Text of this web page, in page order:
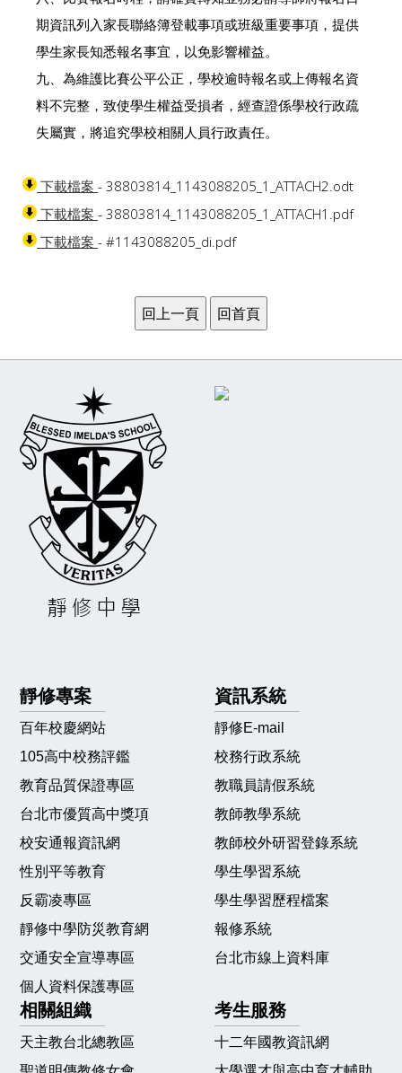
期資訊列入家長聯絡簿登載事項或班級重要事項，提供
學生家長知悉報名事宜，以免影響權益。
九、為維護比賽公平公正，學校逾時報名或上傳報名資
料不完整，致使學生權益受損者，經查證係學校行政疏
失屬實，將追究學校相關人員行政責任。
下載檔案 - 38803814_1143088205_1_ATTACH2.odt
下載檔案 - 38803814_1143088205_1_ATTACH1.pdf
下載檔案 - #1143088205_di.pdf
靜修專案
百年校慶網站
105高中校務評鑑
教育品質保證專區
台北市優質高中獎項
校安通報資訊網
性別平等教育
反霸凌專區
靜修中學防災教育網
交通安全宣導專區
個人資料保護專區
資訊系統
靜修E-mail
校務行政系統
教職員請假系統
教師教學系統
教師校外研習登錄系統
學生學習系統
學生學習歷程檔案
報修系統
台北市線上資料庫
相關組織
天主教台北總教區
考生服務
十二年國教資訊網